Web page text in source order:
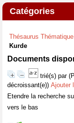
Catégories
Thésaurus Thématique
Kurde
Documents
trié(s) par
décroissant(e)) Ajouter
Etendre la recherche
vers le bas